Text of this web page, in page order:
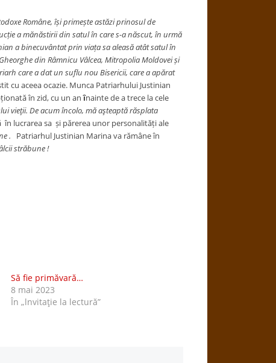
Române, își primește astăzi prinosul de
a mănăstirii din satul în care s-a născut, în urmă
a binecuvântat prin viața sa aleasă atât satul în
din Râmnicu Vâlcea, Mitropolia Moldovei și
care a dat un suflu nou Bisericii, care a apărat
cu aceea ocazie. Munca Patriarhului Justinian
în zid, cu un anînainte de a trece la cele
vieţii. De acum încolo, mă aşteaptă răsplata
lucrarea sa și părerea unor personalități ale
.
Patriarhul Justinian Marina va rămâne în
străbune !
Să fie primăvară…
8 mai 2023
În „lnvitaţie la lectură”